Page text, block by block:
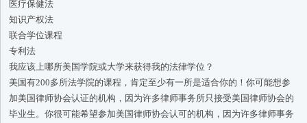
医疗保健法
知识产权法
联合学位课程
专利法
我应该上哪所美国学院或大学来获得我的法律学位？
美国有200多所法学院的课程，肯定至少有一所是适合你的！你可能想参
加美国律师协会认证的机构，因为许多律师事务所只接受美国律师协会的
毕业生。你很可能希望参加美国律师协会认可的机构，因为许多律师事务